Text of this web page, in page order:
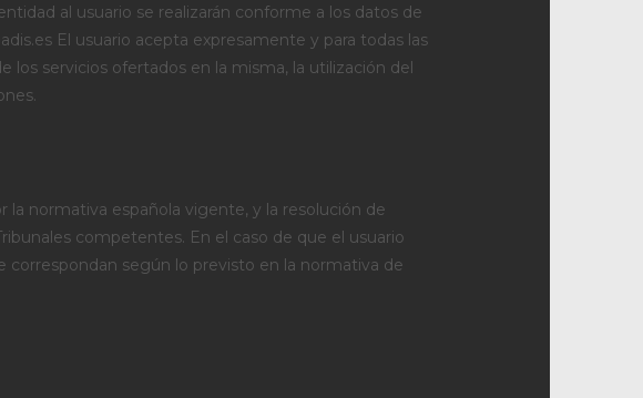
al usuario se realizarán conforme a los datos de
El usuario acepta expresamente y para todas las
servicios ofertados en la misma, la utilización del
la normativa española vigente, y la resolución de
competentes. En el caso de que el usuario
según lo previsto en la normativa de